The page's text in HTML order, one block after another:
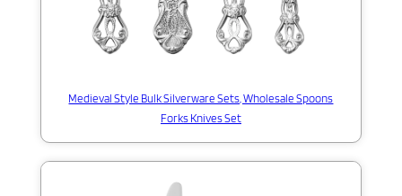
Medieval Style Bulk Silverware Sets, Wholesale Spoons
Forks Knives Set